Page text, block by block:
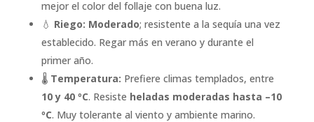
mejor el color del follaje con buena luz.
💧 Riego: Moderado; resistente a la sequía una vez
establecido. Regar más en verano y durante el
primer año.
🌡️ Temperatura: Prefiere climas templados, entre
10 y 40 ºC. Resiste heladas moderadas hasta –10
ºC. Muy tolerante al viento y ambiente marino.